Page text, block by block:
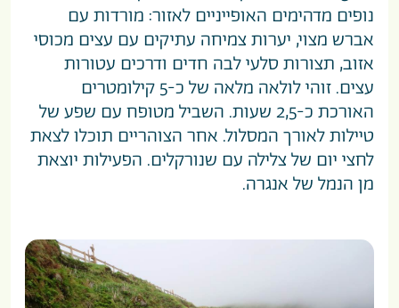
נופים מדהימים האופייניים לאזור: מורדות עם
אברש מצוי, יערות צמיחה עתיקים עם עצים מכוסי
אזוב, תצורות סלעי לבה חדים ודרכים עטורות
עצים. זוהי לולאה מלאה של כ-5 קילומטרים
האורכת כ-2,5 שעות. השביל מטופח עם שפע של
טיילות לאורך המסלול. אחר הצוהריים תוכלו לצאת
לחצי יום של צלילה עם שנורקלים. הפעילות יוצאת
מן הנמל של אנגרה.